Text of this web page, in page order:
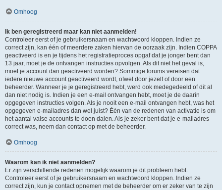
Omhoog
Ik ben geregistreerd maar kan niet aanmelden!
Controleer eerst of je gebruikersnaam en wachtwoord kloppen. Indien ze
correct zijn, kan één of meerdere zaken hiervan de oorzaak zijn. Indien COPPA
geactiveerd is en je tijdens het registratieproces opgaf dat je jonger bent dan
13 jaar, moet je de ontvangen instructies opvolgen. Als dit niet het geval is,
moet je account dan geactiveerd worden? Sommige forums vereisen dat
iedere nieuwe account geactiveerd wordt, ofwel door jezelf of door een
beheerder. Wanneer je je geregistreerd hebt, werd ook medegedeeld of dit al
dan niet nodig is. Indien je een e-mail ontvangen hebt, moet je de daarin
opgegeven instructies volgen. Als je nooit een e-mail ontvangen hebt, was het
opgegeven e-mailadres dan wel juist? Één van de redenen van activatie is om
het aantal valse accounts te doen dalen. Als je zeker bent dat je e-mailadres
correct was, neem dan contact op met de beheerder.
Omhoog
Waarom kan ik niet aanmelden?
Er zijn verschillende redenen mogelijk waarom je dit probleem hebt.
Controleer eerst of je gebruikersnaam en wachtwoord kloppen. Indien ze
correct zijn, kun je contact opnemen met de beheerder om er zeker van te zijn